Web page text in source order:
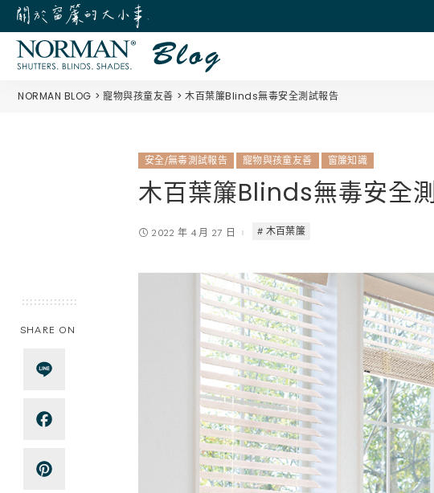
NORMAN BLOG 寵物與孩童友善 木百葉簾Blinds無毒安全測試報告
安全/無毒測試報告 寵物與孩童友善 窗簾知識
木百葉簾Blinds無毒安全
2022 年 4 月 27 日 木百葉簾